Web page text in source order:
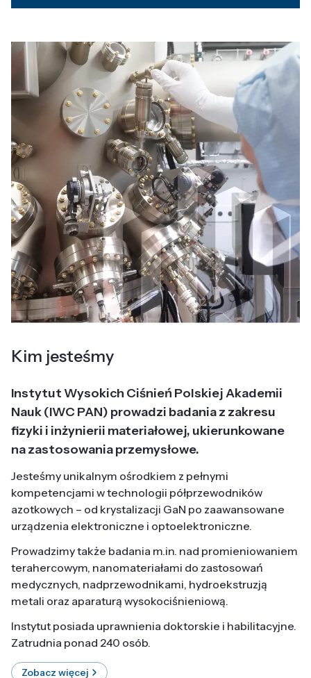
Kim jesteśmy
Instytut Wysokich Ciśnień Polskiej Akademii
Nauk (IWC PAN) prowadzi badania z zakresu
fizyki i inżynierii materiałowej, ukierunkowane
na zastosowania przemysłowe.
Jesteśmy unikalnym ośrodkiem z pełnymi
kompetencjami w technologii półprzewodników
azotkowych – od krystalizacji GaN po zaawansowane
urządzenia elektroniczne i optoelektroniczne.
Prowadzimy także badania m.in. nad promieniowaniem
terahercowym, nanomateriałami do zastosowań
medycznych, nadprzewodnikami, hydroekstruzją
metali oraz aparaturą wysokociśnieniową.
Instytut posiada uprawnienia doktorskie i habilitacyjne.
Zatrudnia ponad 240 osób.
Zobacz więcej